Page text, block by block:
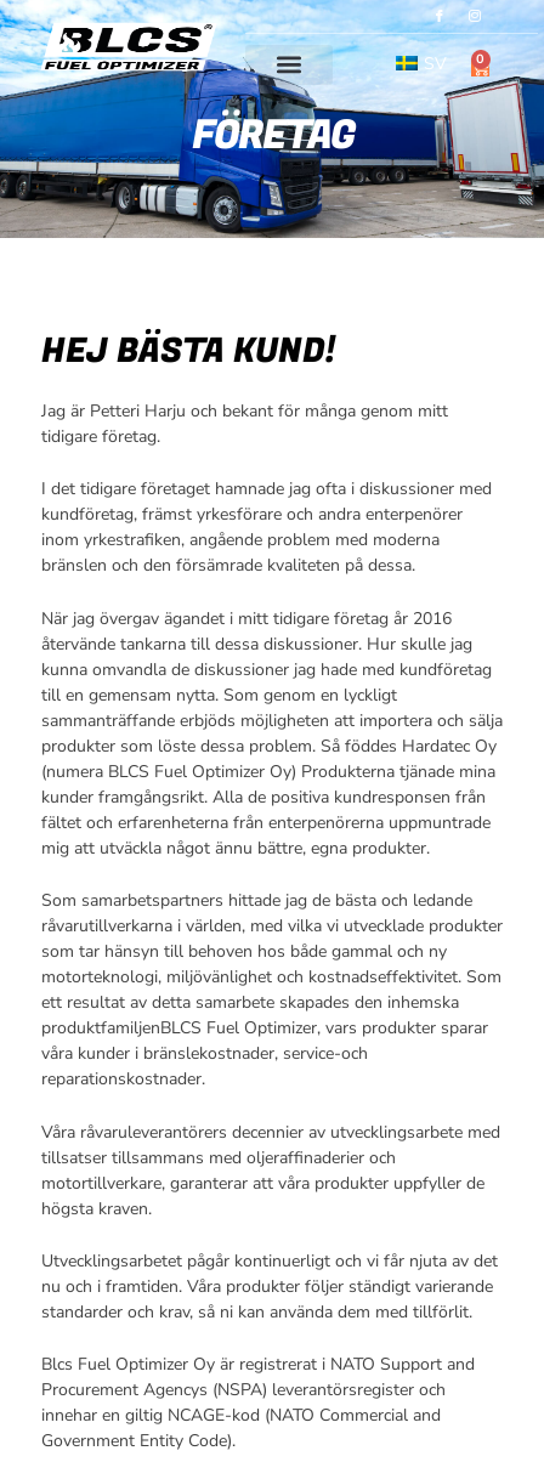
Hoppa
till
innehåll
I
c
o
n
-
f
a
c
e
b
o
o
k
I
c
o
n
-
i
n
s
m
-
1
SV 0
CART
FÖRETAG
HEJ BÄSTA KUND!
Jag är Petteri Harju och bekant för många genom mitt
tidigare företag.
I det tidigare företaget hamnade jag ofta i diskussioner med
kundföretag, främst yrkesförare och andra enterpenörer
inom yrkestrafiken, angående problem med moderna
bränslen och den försämrade kvaliteten på dessa.
När jag övergav ägandet i mitt tidigare företag år 2016
återvände tankarna till dessa diskussioner. Hur skulle jag
kunna omvandla de diskussioner jag hade med kundföretag
till en gemensam nytta. Som genom en lyckligt
sammanträffande erbjöds möjligheten att importera och sälja
produkter som löste dessa problem. Så föddes Hardatec Oy
(numera BLCS Fuel Optimizer Oy) Produkterna tjänade mina
kunder framgångsrikt. Alla de positiva kundresponsen från
fältet och erfarenheterna från enterpenörerna uppmuntrade
mig att utväckla något ännu bättre, egna produkter.
Som samarbetspartners hittade jag de bästa och ledande
råvarutillverkarna i världen, med vilka vi utvecklade produkter
som tar hänsyn till behoven hos både gammal och ny
motorteknologi, miljövänlighet och kostnadseffektivitet. Som
ett resultat av detta samarbete skapades den inhemska
produktfamiljenBLCS Fuel Optimizer, vars produkter sparar
våra kunder i bränslekostnader, service-och
reparationskostnader.
Våra råvaruleverantörers decennier av utvecklingsarbete med
tillsatser tillsammans med oljeraffinaderier och
motortillverkare, garanterar att våra produkter uppfyller de
högsta kraven.
Utvecklingsarbetet pågår kontinuerligt och vi får njuta av det
nu och i framtiden. Våra produkter följer ständigt varierande
standarder och krav, så ni kan använda dem med tillförlit.
Blcs Fuel Optimizer Oy är registrerat i NATO Support and
Procurement Agencys (NSPA) leverantörsregister och
innehar en giltig NCAGE-kod (NATO Commercial and
Government Entity Code).